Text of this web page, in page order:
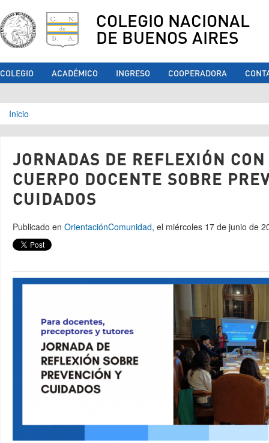
COLEGIO NACIONAL
DE BUENOS AIRES
COLEGIO ACADÉMICO INGRESO COOPERADORA
Se encuentra usted aquí
Inicio
JORNADAS DE REFLEXIÓN
CUERPO DOCENTE SOBRE
CUIDADOS
Publicado en OrientaciónComunidad, el miércoles 17 de junio de